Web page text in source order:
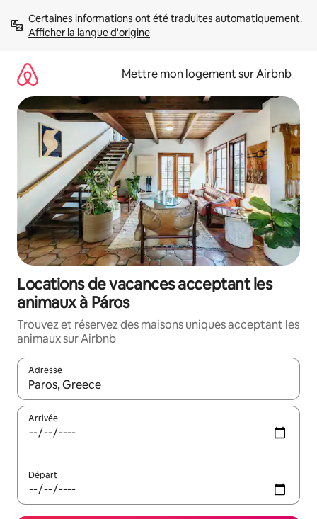
directement
Afficher la langue d'origine
Mettre mon logement sur Airbnb
Locations de vacances acceptant les
animaux à Páros
Trouvez et réservez des maisons uniques acceptant les
animaux sur Airbnb
Adresse
Lorsque les résultats s'affichent, utilisez les flèches vers le
Arrivée
Départ